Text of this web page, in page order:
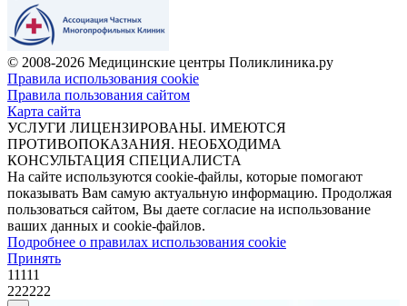
© 2008-2026 Медицинские центры Поликлиника.ру
Правила использования cookie
Правила пользования сайтом
Карта сайта
УСЛУГИ ЛИЦЕНЗИРОВАНЫ. ИМЕЮТСЯ
ПРОТИВОПОКАЗАНИЯ. НЕОБХОДИМА
КОНСУЛЬТАЦИЯ СПЕЦИАЛИСТА
На сайте используются cookie-файлы, которые помогают
показывать Вам самую актуальную информацию. Продолжая
пользоваться сайтом, Вы даете согласие на использование
ваших данных и cookie-файлов.
Подробнее о правилах использования cookie
Принять
11111
222222